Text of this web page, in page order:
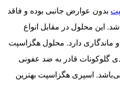
بدون عوارض جانبی بوده و فاقد
این محلول در مقابل انواع
و ماندگاری دارد. محلول هگزاسپت
دی گلوکونات قادر به ضد عفونی
می‌باشد. اسپری هگزاسپت بهترین